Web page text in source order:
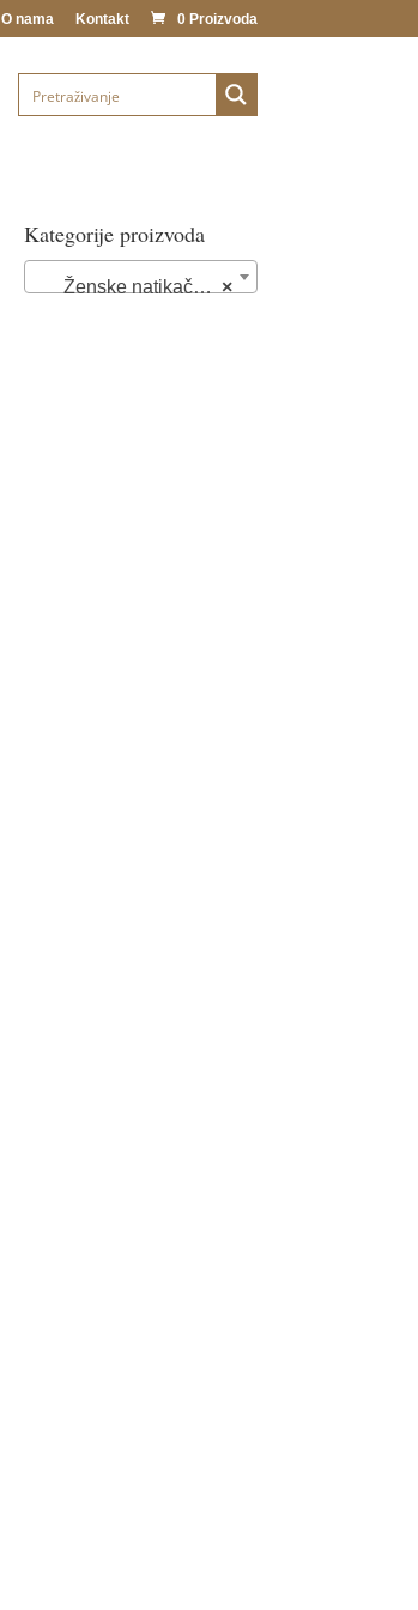
O nama Kontakt 0 Proizvoda
Kategorije proizvoda
×
Ženske natikače (72)